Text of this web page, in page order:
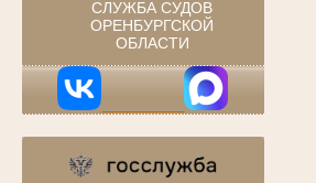
СЛУЖБА СУДОВ
ОРЕНБУРГСКОЙ
ОБЛАСТИ